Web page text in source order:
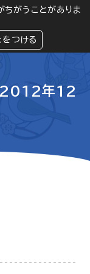
ちがうことがありま
つける
緊急情報
2012年12